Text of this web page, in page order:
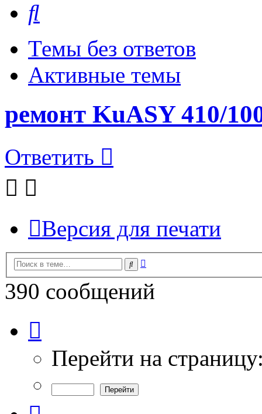
Темы без ответов
Активные темы
ремонт KuASY 410/
Ответить
Версия для печати
Поиск
390 сообщений
из
Перейти на